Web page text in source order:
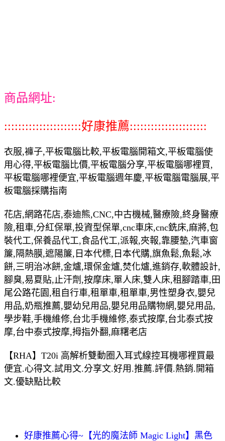
商品網址:
::::::::::::::::::::::好康推薦::::::::::::::::::::::
衣服,褲子,平板電腦比較,平板電腦開箱文,平板電腦使
用心得,平板電腦比價,平板電腦分享,平板電腦哪裡買,
平板電腦哪裡便宜,平板電腦週年慶,平板電腦電腦展,平
板電腦採購指南
花店,網路花店,泰迪熊,CNC,中古機械,醫療險,終身醫療
險,租車,分紅保單,投資型保單,cnc車床,cnc銑床,麻將,包
裝代工,保養品代工,食品代工,派報,夾報,靠腰墊,汽車窗
簾,隔熱膜,遮陽簾,日本代標,日本代購,旗魚鬆,魚鬆,冰
餅,三明治冰餅,金爐,環保金爐,焚化爐,進銷存,軟體設計,
腳臭,易夏貼,止汗劑,按摩床,單人床,雙人床,租腳踏車,田
尾公路花園,租自行車,租單車,租單車,男性塑身衣,嬰兒
用品,奶瓶推薦,嬰幼兒用品,嬰兒用品購物網,嬰兒用品,
學步鞋,手機維修,台北手機維修,泰式按摩,台北泰式按
摩,台中泰式按摩,拇指外翻,麻糬老店
【RHA】T20i 高解析雙動圈入耳式線控耳機哪裡買最
便宜.心得文.試用文.分享文.好用.推薦.評價.熱銷.開箱
文.優缺點比較
好康推薦心得~【光的魔法師 Magic Light】黑色